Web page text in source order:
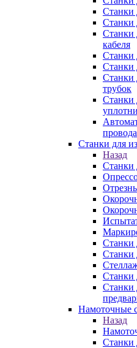
Станки
Станки
Станки
кабеля
Станки
Станки
Станки
трубок
Станки
провода
Станки для
Назад
Станки
Станки
Станки
Станки
Станки
Намоточные
Назад
Станки